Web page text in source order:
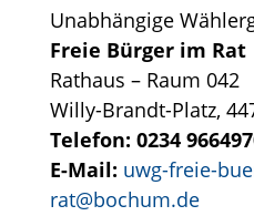
Unabhängige
Freie Bürger im Rat
Rathaus – Raum 042
Willy-Brandt-Platz,
Telefon: 0234
E-Mail: uwg-freie-
rat@bochum.de